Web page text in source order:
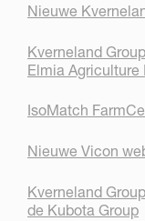
Nieuwe
Kverneland
Elmia Agriculture
IsoMatch
Nieuwe Vicon
Kverneland
de Kubota Group